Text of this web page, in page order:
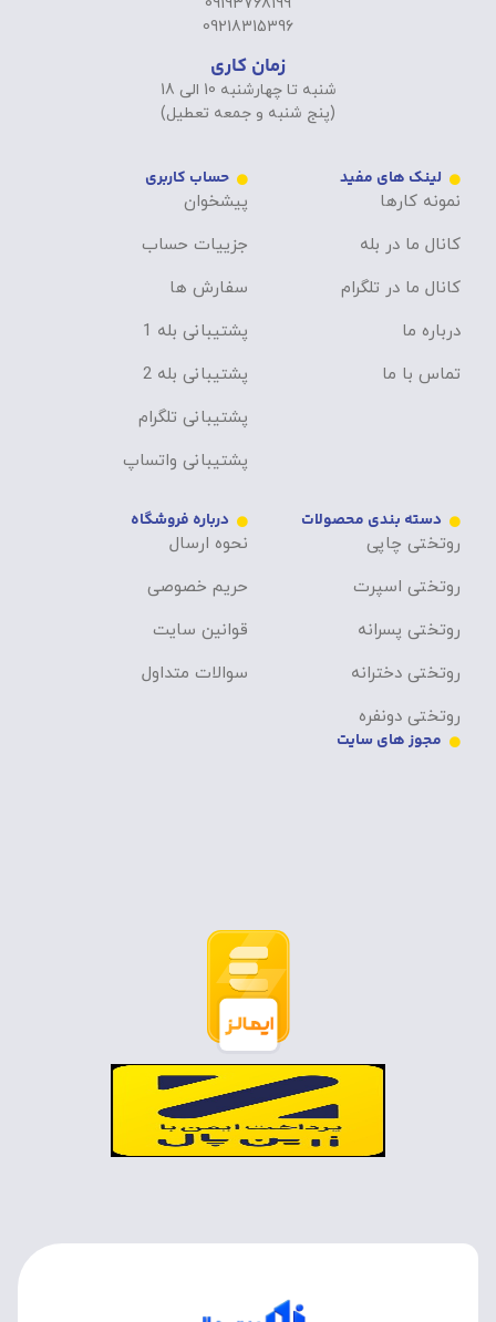
09218315396
زمان کاری
شنبه تا چهارشنبه 10 الی 18
(پنج شنبه و جمعه تعطیل)
لینک های مفید
نمونه کارها
کانال ما در بله
کانال ما در تلگرام
درباره ما
تماس با ما
حساب کاربری
پیشخوان
جزییات حساب
سفارش ها
پشتیبانی بله 1
پشتیبانی بله 2
پشتیبانی تلگرام
پشتیبانی واتساپ
دسته بندی محصولات
روتختی چاپی
روتختی اسپرت
روتختی پسرانه
روتختی دخترانه
روتختی دونفره
درباره فروشگاه
نحوه ارسال
حریم خصوصی
قوانین سایت
سوالات متداول
مجوز های سایت